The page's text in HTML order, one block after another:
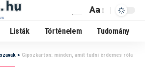
Aa
Listák Történelem Tudomány
> Gipszkarton: minden, amit tudni érdemes róla